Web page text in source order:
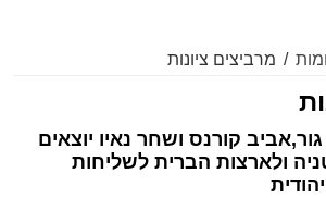
/ מרביצים ציונות
קורנס ושחר נאיו יוצאים
ולארצות הברית לשליחות